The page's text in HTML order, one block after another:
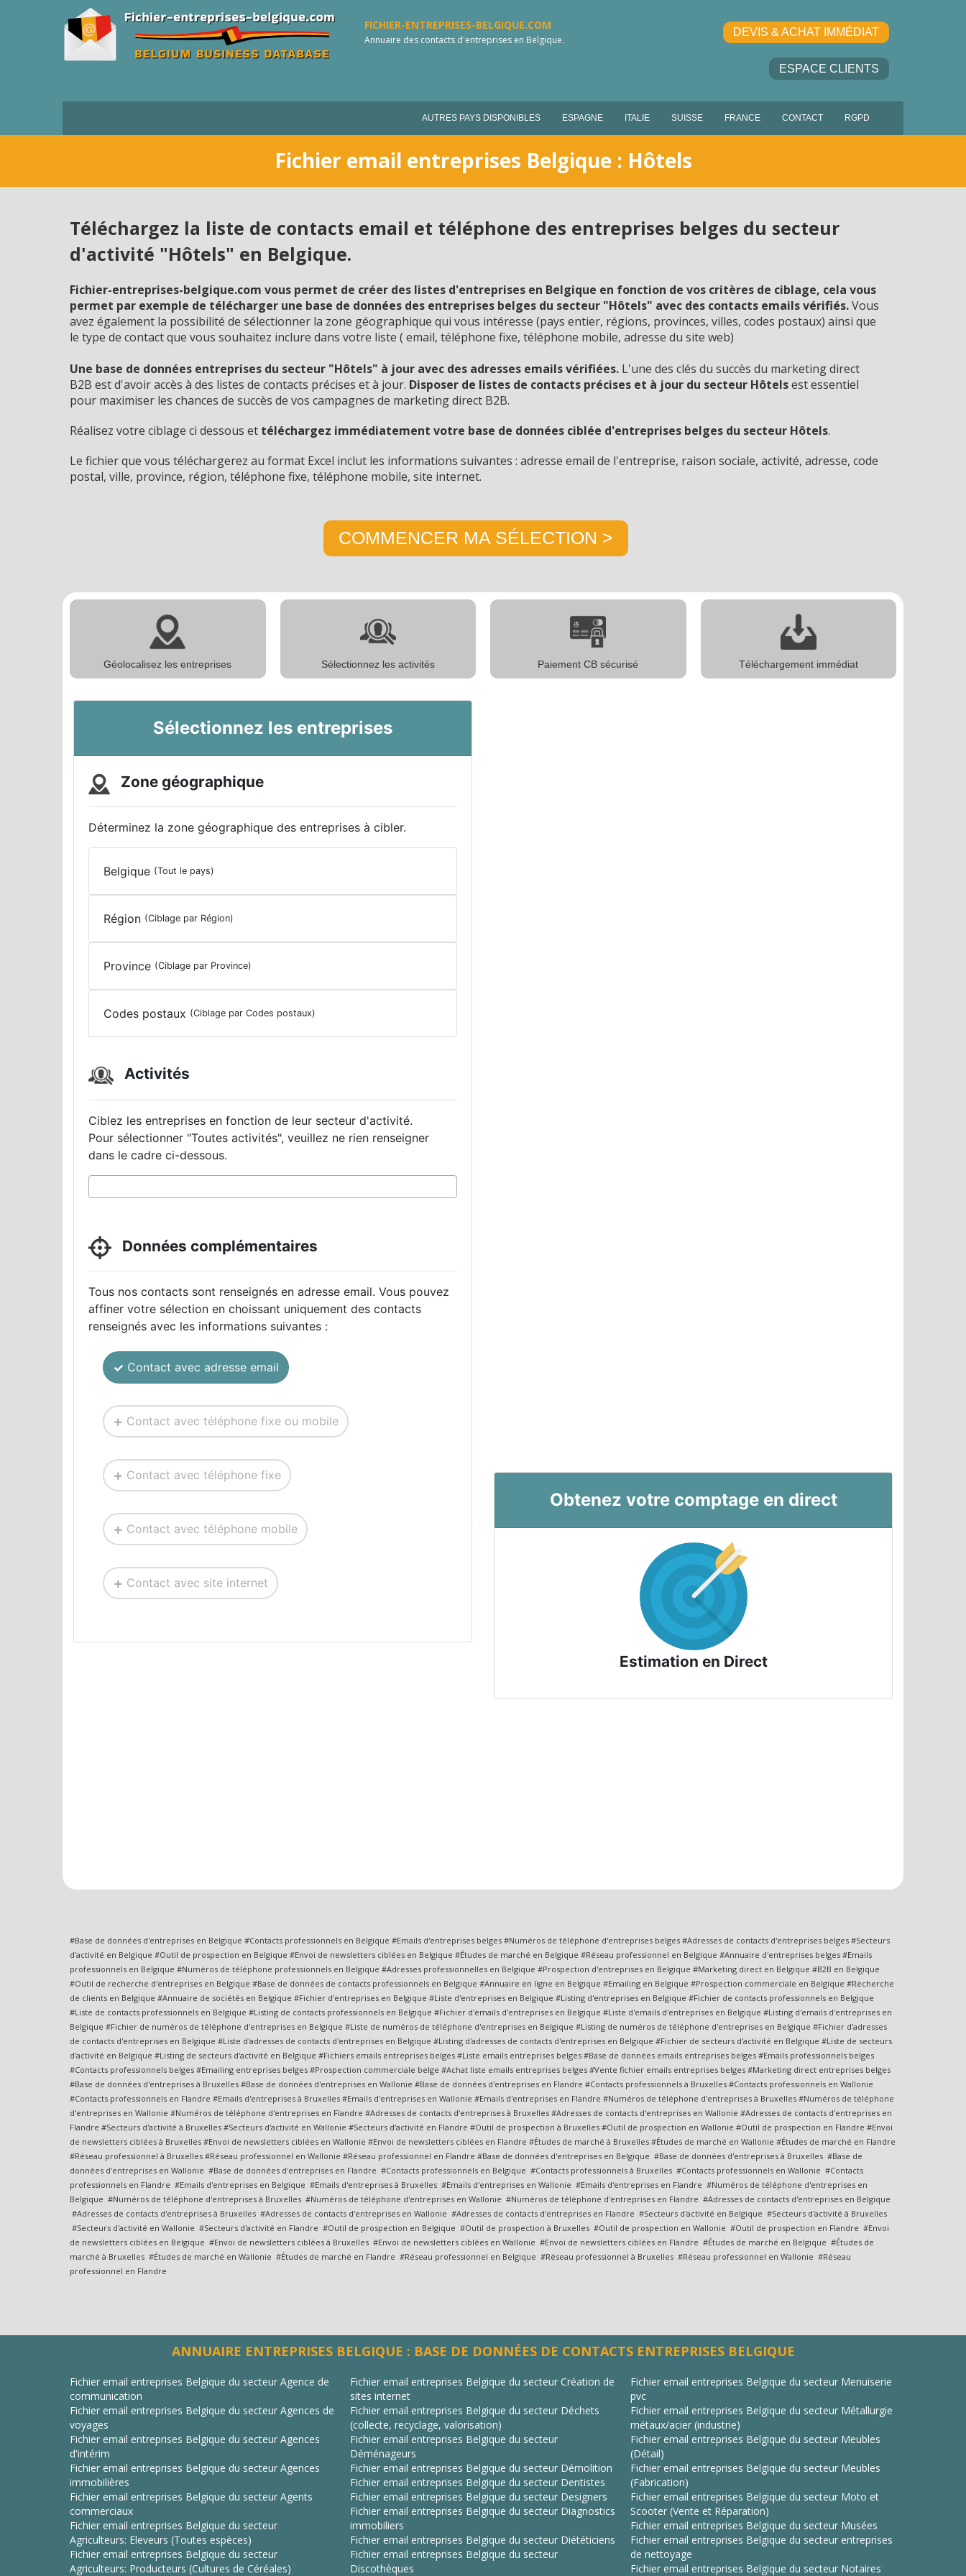
FICHIER-ENTREPRISES-BELGIQUE.COM
Annuaire des contacts d'entreprises en Belgique.
DEVIS & ACHAT IMMÉDIAT
ESPACE CLIENTS
AUTRES PAYS DISPONIBLES ESPAGNE ITALIE SUISSE FRANCE CONTACT RGPD
Fichier email entreprises Belgique : Hôtels
Téléchargez la liste de contacts email et téléphone des entreprises belges du secteur
d'activité "Hôtels" en Belgique.
Fichier-entreprises-belgique.com vous permet de créer des listes d'entreprises en Belgique en fonction de vos critères de ciblage, cela vous
permet par exemple de télécharger une base de données des entreprises belges du secteur "Hôtels" avec des contacts emails vérifiés.Vous
avez également la possibilité de sélectionner la zone géographique qui vous intéresse (pays entier, régions, provinces, villes, codes postaux) ainsi que
le type de contact que vous souhaitez inclure dans votre liste ( email, téléphone fixe, téléphone mobile, adresse du site web)
Une base de données entreprises du secteur "Hôtels" à jour avec des adresses emails vérifiées. L'une des clés du succès du marketing direct
B2B est d'avoir accès à des listes de contacts précises et à jour. Disposer de listes de contacts précises et à jour du secteur Hôtelsest essentiel
pour maximiser les chances de succès de vos campagnes de marketing direct B2B.
Réalisez votre ciblage ci dessous et téléchargez immédiatement votre base de données ciblée d'entreprises belges du secteur Hôtels.
Le fichier que vous téléchargerez au format Excel inclut les informations suivantes : adresse email de l'entreprise, raison sociale, activité, adresse, code
postal, ville, province, région, téléphone fixe, téléphone mobile, site internet.
COMMENCER MA SÉLECTION >
Géolocalisez les entreprises Sélectionnez les activités Paiement CB sécurisé Téléchargement immédiat
#Base de données d'entreprises en Belgique #Contacts professionnels en Belgique #Emails d'entreprises belges #Numéros de téléphone d'entreprises belges #Adresses de contacts d'entreprises belges #Secteurs
d'activité en Belgique #Outil de prospection en Belgique #Envoi de newsletters ciblées en Belgique #Études de marché en Belgique #Réseau professionnel en Belgique #Annuaire d'entreprises belges #Emails
professionnels en Belgique #Numéros de téléphone professionnels en Belgique #Adresses professionnelles en Belgique #Prospection d'entreprises en Belgique #Marketing direct en Belgique #B2B en Belgique
#Outil de recherche d'entreprises en Belgique #Base de données de contacts professionnels en Belgique #Annuaire en ligne en Belgique #Emailing en Belgique #Prospection commerciale en Belgique #Recherche
de clients en Belgique #Annuaire de sociétés en Belgique #Fichier d'entreprises en Belgique #Liste d'entreprises en Belgique #Listing d'entreprises en Belgique #Fichier de contacts professionnels en Belgique
#Liste de contacts professionnels en Belgique #Listing de contacts professionnels en Belgique #Fichier d'emails d'entreprises en Belgique #Liste d'emails d'entreprises en Belgique #Listing d'emails d'entreprises en
Belgique #Fichier de numéros de téléphone d'entreprises en Belgique #Liste de numéros de téléphone d'entreprises en Belgique #Listing de numéros de téléphone d'entreprises en Belgique #Fichier d'adresses
de contacts d'entreprises en Belgique #Liste d'adresses de contacts d'entreprises en Belgique #Listing d'adresses de contacts d'entreprises en Belgique #Fichier de secteurs d'activité en Belgique #Liste de secteurs
d'activité en Belgique #Listing de secteurs d'activité en Belgique #Fichiers emails entreprises belges #Liste emails entreprises belges #Base de données emails entreprises belges #Emails professionnels belges
#Contacts professionnels belges #Emailing entreprises belges #Prospection commerciale belge #Achat liste emails entreprises belges #Vente fichier emails entreprises belges #Marketing direct entreprises belges
#Base de données d'entreprises à Bruxelles #Base de données d'entreprises en Wallonie #Base de données d'entreprises en Flandre #Contacts professionnels à Bruxelles #Contacts professionnels en Wallonie
#Contacts professionnels en Flandre #Emails d'entreprises à Bruxelles #Emails d'entreprises en Wallonie #Emails d'entreprises en Flandre #Numéros de téléphone d'entreprises à Bruxelles #Numéros de téléphone
d'entreprises en Wallonie #Numéros de téléphone d'entreprises en Flandre #Adresses de contacts d'entreprises à Bruxelles #Adresses de contacts d'entreprises en Wallonie #Adresses de contacts d'entreprises en
Flandre #Secteurs d'activité à Bruxelles #Secteurs d'activité en Wallonie #Secteurs d'activité en Flandre #Outil de prospection à Bruxelles #Outil de prospection en Wallonie #Outil de prospection en Flandre #Envoi
de newsletters ciblées à Bruxelles #Envoi de newsletters ciblées en Wallonie #Envoi de newsletters ciblées en Flandre #Études de marché à Bruxelles #Études de marché en Wallonie #Études de marché en Flandre
#Réseau professionnel à Bruxelles #Réseau professionnel en Wallonie #Réseau professionnel en Flandre #Base de données d'entreprises en Belgique #Base de données d'entreprises à Bruxelles #Base de
données d'entreprises en Wallonie #Base de données d'entreprises en Flandre #Contacts professionnels en Belgique #Contacts professionnels à Bruxelles #Contacts professionnels en Wallonie #Contacts
professionnels en Flandre #Emails d'entreprises en Belgique #Emails d'entreprises à Bruxelles #Emails d'entreprises en Wallonie #Emails d'entreprises en Flandre #Numéros de téléphone d'entreprises en
Belgique #Numéros de téléphone d'entreprises à Bruxelles #Numéros de téléphone d'entreprises en Wallonie #Numéros de téléphone d'entreprises en Flandre #Adresses de contacts d'entreprises en Belgique
#Adresses de contacts d'entreprises à Bruxelles #Adresses de contacts d'entreprises en Wallonie #Adresses de contacts d'entreprises en Flandre #Secteurs d'activité en Belgique #Secteurs d'activité à Bruxelles
#Secteurs d'activité en Wallonie #Secteurs d'activité en Flandre #Outil de prospection en Belgique #Outil de prospection à Bruxelles #Outil de prospection en Wallonie #Outil de prospection en Flandre #Envoi
de newsletters ciblées en Belgique #Envoi de newsletters ciblées à Bruxelles #Envoi de newsletters ciblées en Wallonie #Envoi de newsletters ciblées en Flandre #Études de marché en Belgique #Études de
marché à Bruxelles #Études de marché en Wallonie #Études de marché en Flandre #Réseau professionnel en Belgique #Réseau professionnel à Bruxelles #Réseau professionnel en Wallonie #Réseau
professionnel en Flandre
ANNUAIRE ENTREPRISES BELGIQUE : BASE DE DONNÉES DE CONTACTS ENTREPRISES BELGIQUE
Fichier email entreprises Belgique du secteur Agence de
communication
Fichier email entreprises Belgique du secteur Agences de
voyages
Fichier email entreprises Belgique du secteur Agences
d'intérim
Fichier email entreprises Belgique du secteur Agences
immobilières
Fichier email entreprises Belgique du secteur Agents
commerciaux
Fichier email entreprises Belgique du secteur
Agriculteurs: Eleveurs (Toutes espèces)
Fichier email entreprises Belgique du secteur
Agriculteurs: Producteurs (Cultures de Céréales)
Fichier email entreprises Belgique du secteur Création de
sites internet
Fichier email entreprises Belgique du secteur Déchets
(collecte, recyclage, valorisation)
Fichier email entreprises Belgique du secteur
Déménageurs
Fichier email entreprises Belgique du secteur Démolition
Fichier email entreprises Belgique du secteur Dentistes
Fichier email entreprises Belgique du secteur Designers
Fichier email entreprises Belgique du secteur Diagnostics
immobiliers
Fichier email entreprises Belgique du secteur Diététiciens
Fichier email entreprises Belgique du secteur
Discothèques
Fichier email entreprises Belgique du secteur Menuiserie
pvc
Fichier email entreprises Belgique du secteur Métallurgie
métaux/acier (industrie)
Fichier email entreprises Belgique du secteur Meubles
(Détail)
Fichier email entreprises Belgique du secteur Meubles
(Fabrication)
Fichier email entreprises Belgique du secteur Moto et
Scooter (Vente et Réparation)
Fichier email entreprises Belgique du secteur Musées
Fichier email entreprises Belgique du secteur entreprises
de nettoyage
Fichier email entreprises Belgique du secteur Notaires